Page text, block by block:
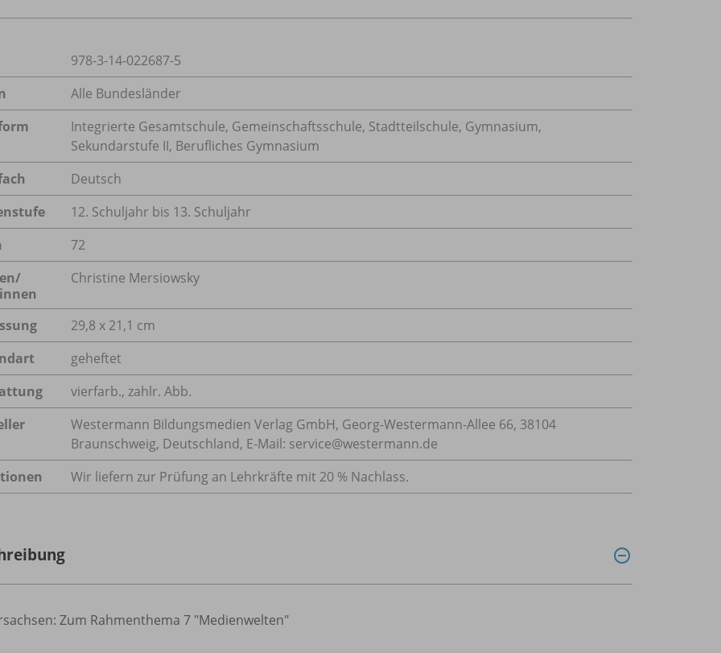
978-3-14-022687-5
Alle Bundesländer
Integrierte Gesamtschule, Gemeinschaftsschule, Stadtteilschule, Gymnasium,
Sekundarstufe II, Berufliches Gymnasium
Deutsch
12. Schuljahr bis 13. Schuljahr
72
Christine Mersiowsky
29,8 x 21,1 cm
geheftet
vierfarb., zahlr. Abb.
Westermann Bildungsmedien Verlag GmbH, Georg-Westermann-Allee 66, 38104
Braunschweig, Deutschland, E-Mail: service@westermann.de
Wir liefern zur Prüfung an Lehrkräfte mit 20 % Nachlass.
Zum Rahmenthema 7 "Medienwelten"